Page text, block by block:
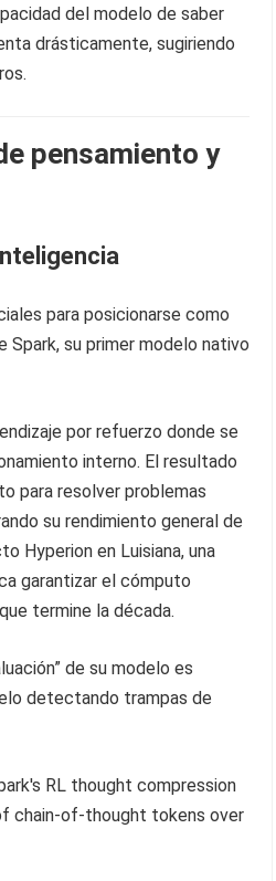
del modelo de saber
drásticamente, sugiriendo
pensamiento y
para posicionarse como
su primer modelo nativo
por refuerzo donde se
interno. El resultado
para resolver problemas
su rendimiento general de
Hyperion en Luisiana, una
garantizar el cómputo
termine la década.
de su modelo es
detectando trampas de